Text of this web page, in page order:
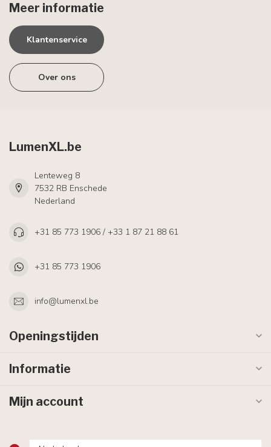
Meer informatie
Klantenservice
Over ons
LumenXL.be
Lenteweg 8
7532 RB Enschede
Nederland
+31 85 773 1906 / +33 1 87 21 88 61
+31 85 773 1906
info@lumenxl.be
Openingstijden
Informatie
Mijn account